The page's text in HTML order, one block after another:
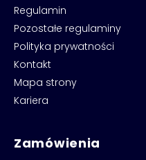
Regulamin
Pozostałe regulaminy
Polityka prywatności
Kontakt
Mapa strony
Kariera
Zamówienia